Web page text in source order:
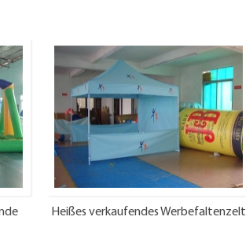
Heißes verkaufendes Werbefaltenzelt